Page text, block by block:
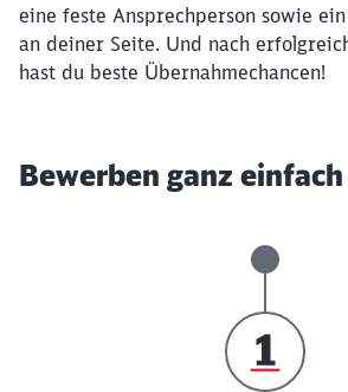
eine feste Ansprechperson sowie
an deiner Seite. Und nach
hast du beste Übernahmechancen!
Bewerben ganz einfach